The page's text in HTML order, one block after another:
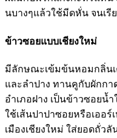
นบางๆแล้วใช้มีดหั่น จนเรี
ข้าวซอยแบบเชียงใหม่
มีลักษณะเข้มข้นหอมกลิ่นเ
และลำปาง ทานคูกับผักก
อำเภอฝาง เป็นข้าวซอยน้
ใช้เส้นปาปาซอยหรือเออ
เมืองเชียงใหม่ ใส่ยอดถั่ว